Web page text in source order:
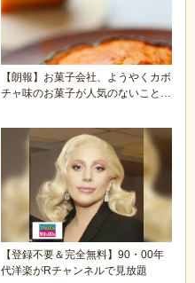
【朗報】お菓子会社、ようやくカボ
チャ味のお菓子が人気のないことに
【登録不要＆完全無料】90・00年
代洋楽がRチャンネルで見放題